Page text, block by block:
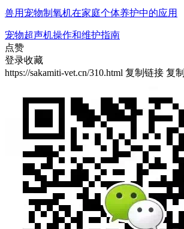
兽用宠物制氧机在家庭个体养护中的应用
宠物超声机操作和维护指南
点赞
登录收藏
https://sakamiti-vet.cn/310.html 复制链接 复